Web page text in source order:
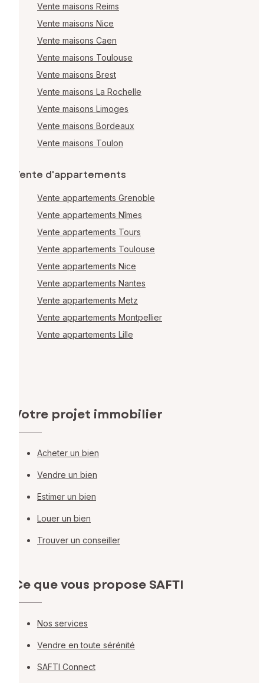
Vente maisons Reims
Vente maisons Nice
Vente maisons Caen
Vente maisons Toulouse
Vente maisons Brest
Vente maisons La Rochelle
Vente maisons Limoges
Vente maisons Bordeaux
Vente maisons Toulon
Vente d'appartements
Vente appartements Grenoble
Vente appartements Nîmes
Vente appartements Tours
Vente appartements Toulouse
Vente appartements Nice
Vente appartements Nantes
Vente appartements Metz
Vente appartements Montpellier
Vente appartements Lille
Votre projet immobilier
Acheter un bien
Vendre un bien
Estimer un bien
Louer un bien
Trouver un conseiller
Ce que vous propose SAFTI
Nos services
Vendre en toute sérénité
SAFTI Connect